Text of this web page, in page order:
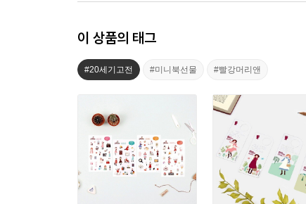
이 상품의 태그
#20세기고전 #미니북선물 #빨강머리앤